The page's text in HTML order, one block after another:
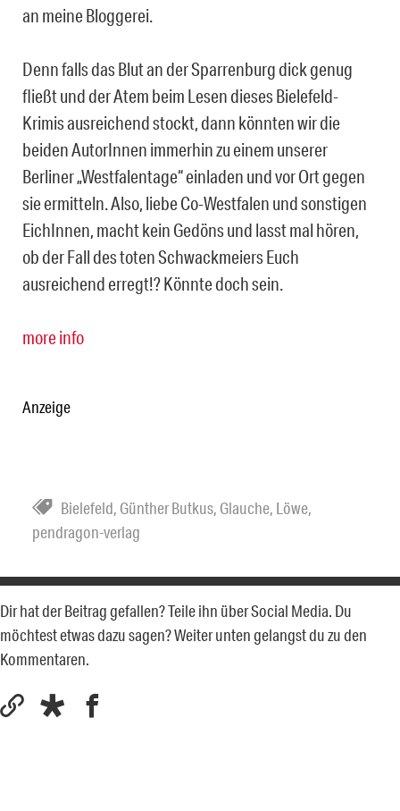
an meine Bloggerei.
Denn falls das Blut an der Sparrenburg dick genug
fließt und der Atem beim Lesen dieses Bielefeld-
Krimis ausreichend stockt, dann könnten wir die
beiden AutorInnen immerhin zu einem unserer
Berliner „Westfalentage“ einladen und vor Ort gegen
sie ermitteln. Also, liebe Co-Westfalen und sonstigen
EichInnen, macht kein Gedöns und lasst mal hören,
ob der Fall des toten Schwackmeiers Euch
ausreichend erregt!? Könnte doch sein.
more info
Anzeige
Bielefeld, Günther Butkus, Glauche, Löwe,
pendragon-verlag
Dir hat der Beitrag gefallen? Teile ihn über Social Media. Du
möchtest etwas dazu sagen? Weiter unten gelangst du zu den
Kommentaren.